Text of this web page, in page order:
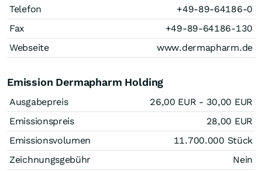
Telefon
+49-89-64186-0
Fax
+49-89-64186-130
Webseite
www.dermapharm.de
Emission Dermapharm Holding
Ausgabepreis 26,00 EUR - 30,00 EUR
Emissionspreis
28,00 EUR
Emissionsvolumen
11.700.000 Stück
Zeichnungsgebühr
Nein